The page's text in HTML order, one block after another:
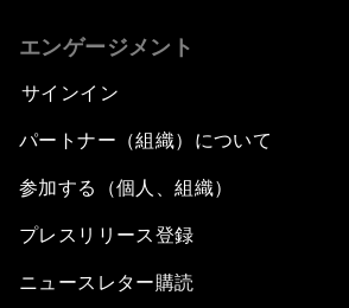
エンゲージメント
サインイン
パートナー（組織）について
参加する（個人、組織）
プレスリリース登録
ニュースレター購読